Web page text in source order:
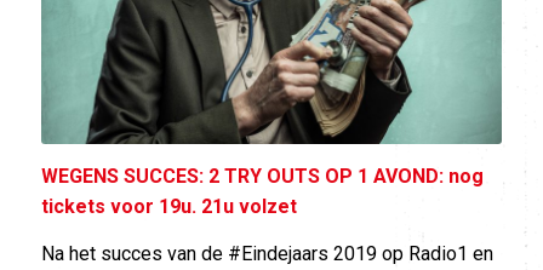
WEGENS SUCCES: 2 TRY OUTS OP 1 AVOND: nog
tickets voor 19u. 21u volzet
Na het succes van de #Eindejaars 2019 op Radio1 en